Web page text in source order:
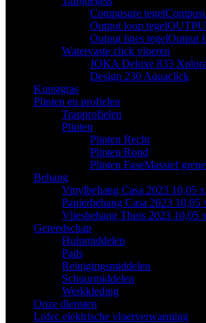
Compusure tegel
Output loop tegel
Output lines tegelOutput
Watervaste click vloeren
JOKA Deluxe 833
Design 230 Aquaclick
Kunstgras
Plinten en profielen
Trapprofielen
Plinten
Plinten Recht
Plinten Rond
Plinten FaseMassief
Behang
Vinylbehang Casa 2023 10,05
Papierbehang Casa 2023 10,05
Vliesbehang Thuis 2023 10,05
Gereedschap
Hulpmiddelen
Pads
Reinigingsmiddelen
Schuurmiddelen
Werkkleding
Onze diensten
Lofec elektrische vloerverwarming